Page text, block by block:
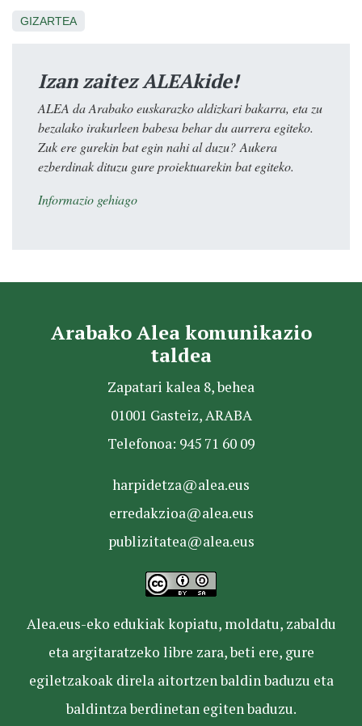
GIZARTEA
Izan zaitez ALEAkide!
ALEA da Arabako euskarazko aldizkari bakarra, eta zu
bezalako irakurleen babesa behar du aurrera egiteko.
Zuk ere gurekin bat egin nahi al duzu? Aukera
ezberdinak dituzu gure proiektuarekin bat egiteko.
Informazio gehiago
Arabako Alea komunikazio
taldea
Zapatari kalea 8, behea
01001 Gasteiz, ARABA
Telefonoa: 945 71 60 09
harpidetza@alea.eus
erredakzioa@alea.eus
publizitatea@alea.eus
Alea.eus-eko edukiak kopiatu, moldatu, zabaldu
eta argitaratzeko libre zara, beti ere, gure
egiletzakoak direla aitortzen baldin baduzu eta
baldintza berdinetan egiten baduzu.